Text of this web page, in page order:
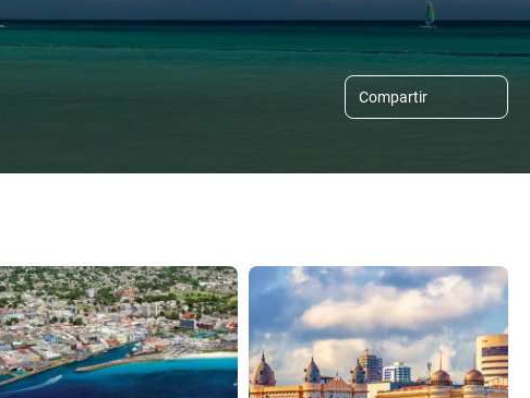
Compartir